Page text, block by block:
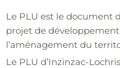
Le PLU est le document
projet de
l’aménagement du
Le PLU d’Inzinzac-